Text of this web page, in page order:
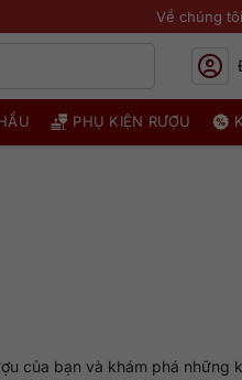
Về chúng tôi
PHỤ KIỆN RƯỢU
của bạn và khám phá những